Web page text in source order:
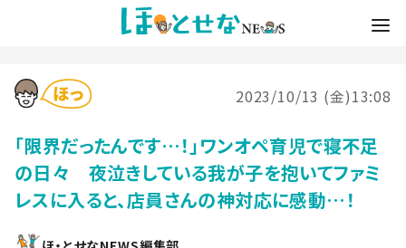
2023/10/13 (金)13:08
「限界だったんです…！」ワンオペ育児で寝不足
の日々 夜泣きしている我が子を抱いてファミ
レスに入ると、店員さんの神対応に感動…！